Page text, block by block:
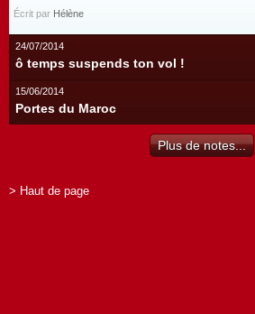
Écrit par Hélène
24/07/2014
ô temps suspends ton vol !
15/06/2014
Portes du Maroc
Plus de notes...
> Haut de page